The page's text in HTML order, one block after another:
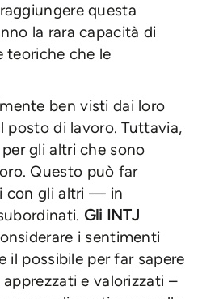
questa
la rara capacità di
teoriche che le
ben visti dai loro
posto di lavoro. Tuttavia,
gli altri che sono
Questo può far
con gli altri — in
Gli INTJ
i sentimenti
il possibile per far sapere
e valorizzati –